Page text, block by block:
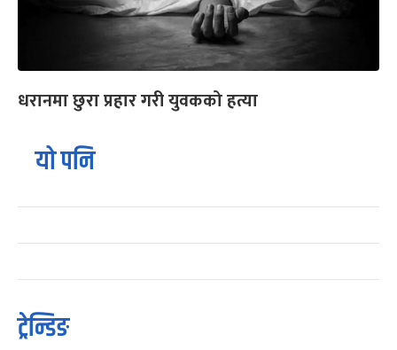
धरानमा छुरा प्रहार गरी युवकको हत्या
यो पनि
ट्रेन्डिङ